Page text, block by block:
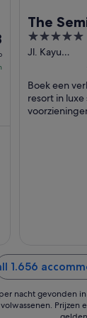
The
Resort &
5
out
5
Jl. Kayu
Beach
Seminyak
Bali
Boek een
resort in
1.656
nacht gevonden